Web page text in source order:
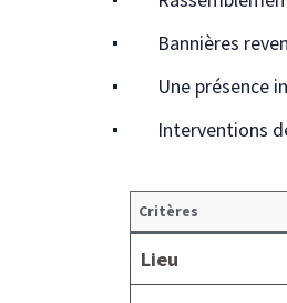
Bannières
Une présence
Interventions
Critères
Lieu